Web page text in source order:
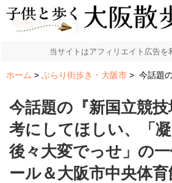
当サイトはアフィリエイト広告を
ホーム ぶらり街歩き・大阪市 今話題
今話題の『新国立競
考にしてほしい、「
後々大変でっせ」の
ール＆大阪市中央体育